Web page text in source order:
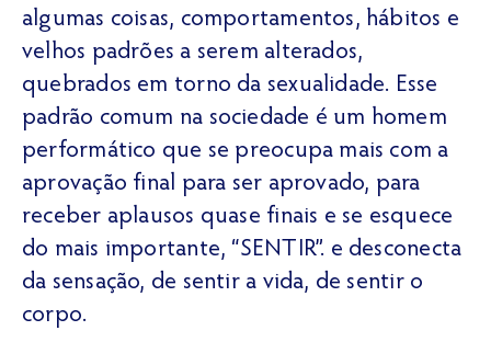
algumas coisas, comportamentos, hábitos e
velhos padrões a serem alterados,
quebrados em torno da sexualidade. Esse
padrão comum na sociedade é um homem
performático que se preocupa mais com a
aprovação final para ser aprovado, para
receber aplausos quase finais e se esquece
do mais importante, “SENTIR”. e desconecta
da sensação, de sentir a vida, de sentir o
corpo.